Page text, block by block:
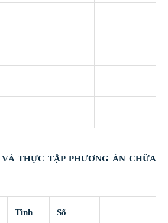
THỰC TẬP PHƯƠNG ÁN CHỮA
Tình Số